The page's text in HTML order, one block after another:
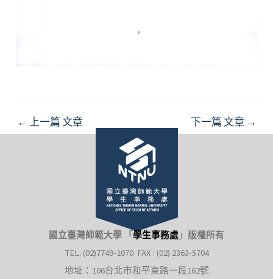
Post
navigation
← 上一篇 文章 下一篇 文章 →
國立臺灣師範大學 「 學生事務處 」 版權所有
TEL: (02)7749-1070 FAX : (02) 2363-5704
地址：106台北市和平東路一段162號